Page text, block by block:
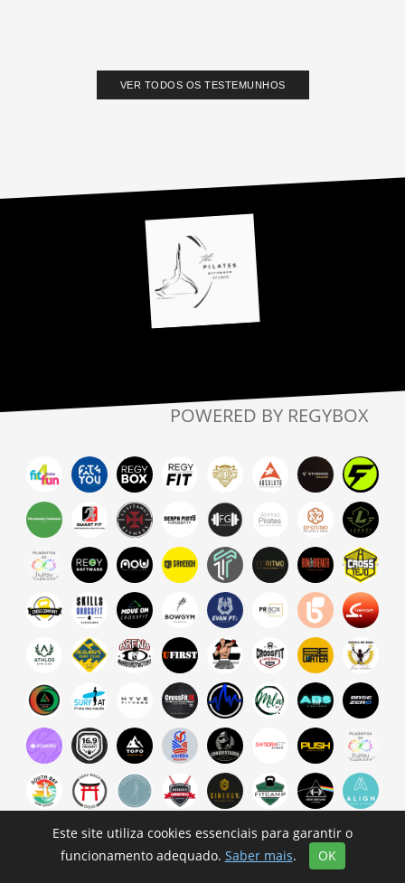
VER TODOS OS TESTEMUNHOS
POWERED BY REGYBOX
Este site utiliza cookies essenciais para garantir o
funcionamento adequado. Saber mais. OK